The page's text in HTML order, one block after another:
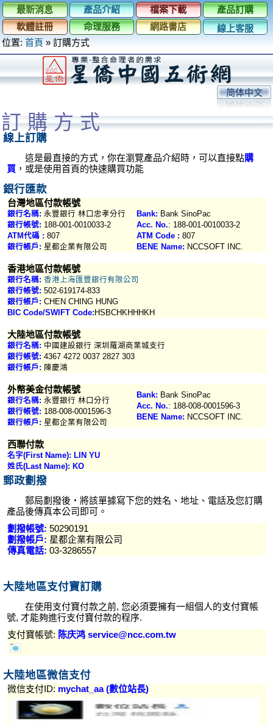
最新消息 產品介紹 檔案下載
產品訂購
軟體註冊
命理服務 網路書店
線上客服
位置: 首頁 » 訂購方式
简体中文
訂購方式
線上訂購
這是最直接的方式，你在瀏覽產品介紹時，可以直接點購
買 ，或是使用首頁的快速購買功能
銀行匯款
台灣地區付款帳號
銀行名稱: 永豐銀行 林口忠孝分行
銀行帳號: 188-001-0010033-2
ATM代碼 : 807
銀行帳戶: 星都企業有限公司
Bank: Bank SinoPac
Acc. No.: 188-001-0010033-2
ATM Code : 807
BENE Name: NCCSOFT INC.
香港地區付款帳號
銀行名稱: 香港上海匯豐銀行有限公司
銀行帳號: 502-619174-833
銀行帳戶: CHEN CHING HUNG
BIC Code/SWIFT Code: HSBCHKHHHKH
大陸地區付款帳號
銀行名稱: 中國建設銀行 深圳羅湖商業城支行
銀行帳號: 4367 4272 0037 2827 303
銀行帳戶: 陳慶鴻
外幣美金付款帳號
銀行名稱: 永豐銀行 林口分行
銀行帳號: 188-008-0001596-3
銀行帳戶: 星都企業有限公司
Bank: Bank SinoPac
Acc. No.: 188-008-0001596-3
BENE Name: NCCSOFT INC.
西聯付款
名字(First Name): LIN YU
姓氏(Last Name): KO
郵政劃撥
郵局劃撥後‧將該單據寫下您的姓名、地址、電話及您訂購
產品後傳真本公司即可。
劃撥帳號: 50290191
劃撥帳戶: 星都企業有限公司
傳真電話: 03-3286557
大陸地區支付寶訂購
在使用支付寶付款之前, 您必須要擁有一組個人的支付寶帳
號, 才能夠進行支付寶付款的程序.
支付寶帳號: 陈庆鸿 service@ncc.com.tw
大陸地區微信支付
微信支付ID: mychat_aa (數位站長)